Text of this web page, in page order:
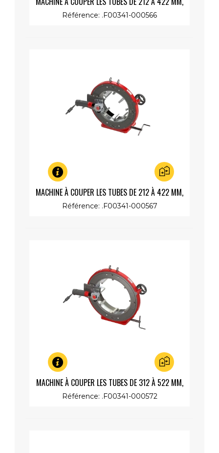
MOTEUR LENT 230V 1200W
Référence: .F00341-000566
Aperçu rapide
MACHINE À COUPER LES TUBES DE 212 À 422 MM,
MOTEUR RAPIDE 230V 1200W
Référence: .F00341-000567
Aperçu rapide
MACHINE À COUPER LES TUBES DE 312 À 522 MM,
MOTEUR LENT 230V 1200W
Référence: .F00341-000572